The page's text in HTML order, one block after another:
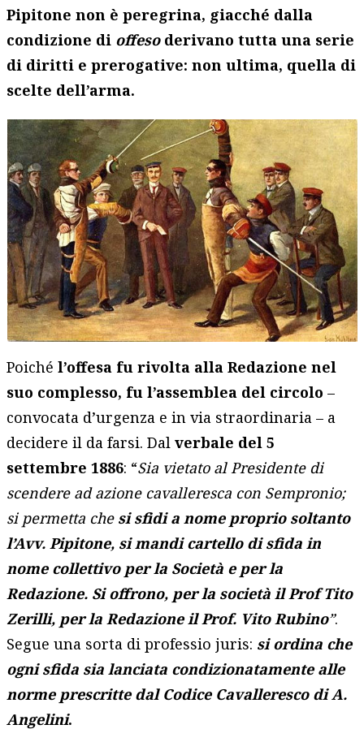
Pipitone non è peregrina, giacché dalla
condizione di offesoderivano tutta una serie
di diritti e prerogative: non ultima, quella di
scelte dell’arma.
Poichél’offesa fu rivolta alla Redazione nel
suo complesso, fu l’assemblea del circolo –
convocata d’urgenza e in via straordinaria – a
decidere il da farsi. Dal verbale del 5
settembre 1886: “Sia vietato al Presidente di
scendere ad azione cavalleresca con Sempronio;
si permetta che si sfidi a nome proprio soltanto
l’Avv. Pipitone, si mandi cartello di sfida in
nome collettivo per la Società e per la
Redazione. Si offrono, per la società il Prof Tito
Zerilli, per la Redazione il Prof. Vito Rubino”.
Segue una sorta di professio juris: si ordina che
ogni sfida sia lanciata condizionatamente alle
norme prescritte dal Codice Cavalleresco di A.
Angelini.